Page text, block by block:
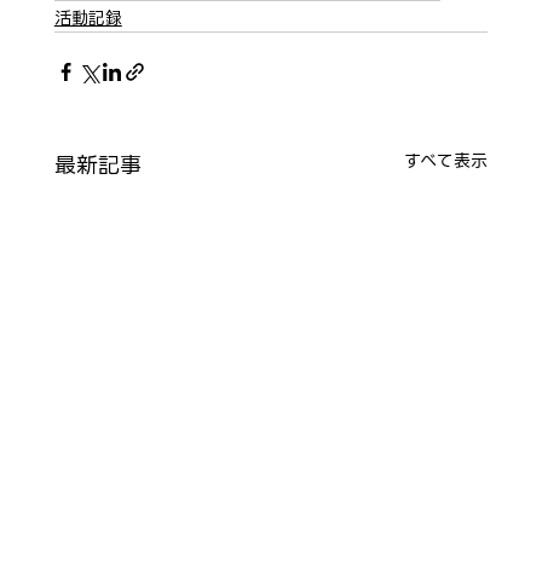
活動記録
最新記事 すべて表示